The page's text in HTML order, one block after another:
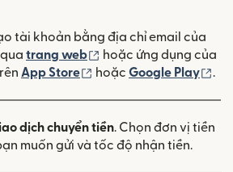
tài khoản bằng địa chỉ email của
trang web (mở trong cửa sổ mới)
hoặc ứng dụng của
App Store (mở trong cửa sổ mới)
hoặc Google Play .
dịch chuyển tiền. Chọn đơn vị tiền
muốn gửi và tốc độ nhận tiền.